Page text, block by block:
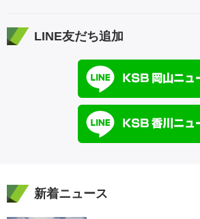
LINE友だち追加
新着ニュース